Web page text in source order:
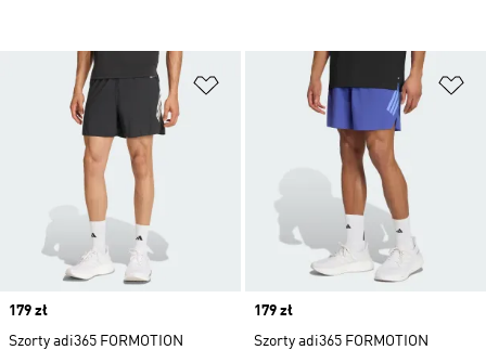
Dodaj do listy życzeń
Price
179 zł
Szorty adi365 FORMOTION
Price
179 zł
Szorty adi365 FORMOTION